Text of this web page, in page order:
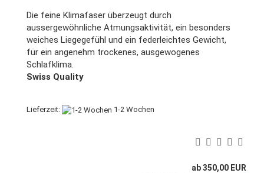
Die feine Klimafaser überzeugt durch
aussergewöhnliche Atmungsaktivität, ein besonders
weiches Liegegefühl und ein federleichtes Gewicht,
für ein angenehm trockenes, ausgewogenes
Schlafklima.
Swiss Quality
Lieferzeit: 1-2 Wochen
ab 350,00 EUR